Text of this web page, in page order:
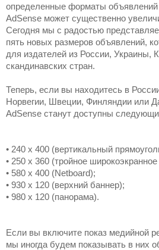
определенные форматы объявлений
AdSense может существенно
Сегодня мы с радостью
пять новых размеров объявлений,
для издателей из России, Украины,
скандинавских стран.
Теперь, если вы находитесь в
Норвегии, Швеции, Финляндии или
AdSense станут доступны
• 240 x 400 (вертикальный
• 250 x 360 (тройное
• 580 x 400 (Netboard);
• 930 x 120 (верхний баннер);
• 980 x 120 (панорама).
Если вы включите показ медийной
мы иногда будем показывать в них